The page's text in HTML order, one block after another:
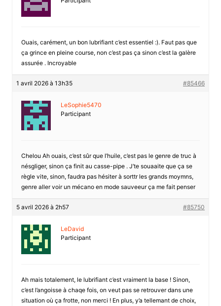
Ouais, carément, un bon lubrifiant c’est essentiel :). Faut pas que
ça grince en pleine course, non c’est pas ça sinon c’est la galère
assurée . Incroyable
1 avril 2026 à 13h35 #85466
LeSophie5470
Participant
Chelou Ah ouais, c’est sûr que l’huile, c’est pas le genre de truc à
nésgliger, sinon ça finit au casse-pipe . J’te souaaite que ça se
règle vite, sinon, faudra pas hésiter à sorttr les grands moymns,
genre aller voir un mécano en mode sauveeur ça me fait penser
5 avril 2026 à 2h57 #85750
LeDavid
Participant
Ah mais totalement, le lubrifiant c’est vraiment la base ! Sinon,
c’est l’angoisse à chaqe fois, on veut pas se retrouver dans une
situation où ça frotte, non merci ! En plus, y’a tellemant de choix,